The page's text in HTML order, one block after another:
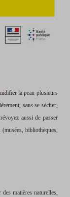
la peau plusieurs
sans se sécher,
aussi de passer
bibliothèques,
matières naturelles,